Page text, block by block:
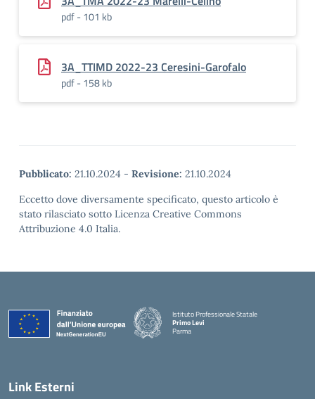
pdf - 101 kb
3A_TTIMD 2022-23 Ceresini-Garofalo
pdf - 158 kb
Pubblicato: 21.10.2024 - Revisione: 21.10.2024
Eccetto dove diversamente specificato, questo articolo è
stato rilasciato sotto Licenza Creative Commons
Attribuzione 4.0 Italia.
Istituto Professionale Statale
Primo Levi
Parma
Link Esterni